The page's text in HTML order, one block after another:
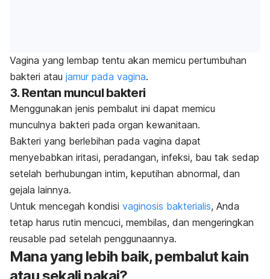
Vagina yang lembap tentu akan memicu pertumbuhan
bakteri atau jamur pada vagina.
3. Rentan muncul bakteri
Menggunakan jenis pembalut ini dapat memicu
munculnya bakteri pada organ kewanitaan.
Bakteri yang berlebihan pada vagina dapat
menyebabkan iritasi, peradangan, infeksi, bau tak sedap
setelah berhubungan intim, keputihan abnormal, dan
gejala lainnya.
Untuk mencegah kondisi vaginosis bakterialis, Anda
tetap harus rutin mencuci, membilas, dan mengeringkan
reusable pad setelah penggunaannya.
Mana yang lebih baik, pembalut kain